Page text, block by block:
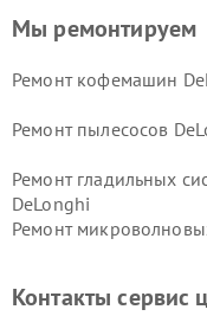
Мы ремонтируем
Ремонт кофемашин
Ремонт пылесосов
Ремонт гладильных
DeLonghi
Ремонт
DeLonghi
Контакты сервис